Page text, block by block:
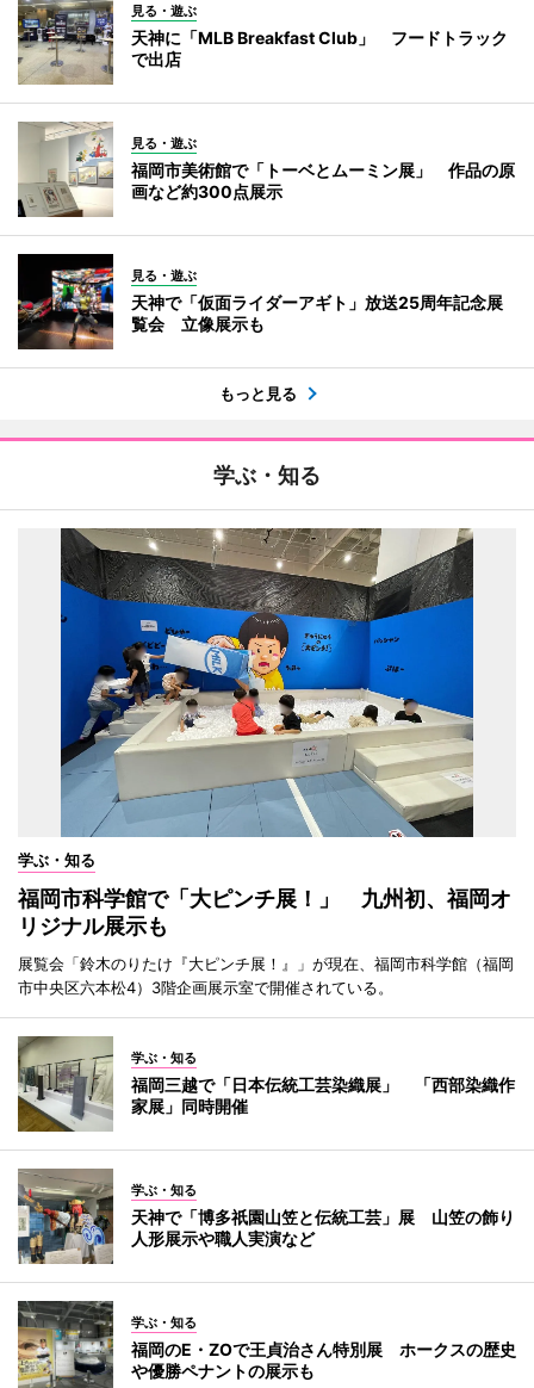
見る・遊ぶ
天神に「MLB Breakfast Club」 フードトラック
で出店
見る・遊ぶ
福岡市美術館で「トーベとムーミン展」 作品の原
画など約300点展示
見る・遊ぶ
天神で「仮面ライダーアギト」放送25周年記念展
覧会 立像展示も
もっと見る
学ぶ・知る
学ぶ・知る
福岡市科学館で「大ピンチ展！」 九州初、福岡オ
リジナル展示も
展覧会「鈴木のりたけ『大ピンチ展！』」が現在、福岡市科学館（福岡
市中央区六本松4）3階企画展示室で開催されている。
学ぶ・知る
福岡三越で「日本伝統工芸染織展」 「西部染織作
家展」同時開催
学ぶ・知る
天神で「博多祇園山笠と伝統工芸」展 山笠の飾り
人形展示や職人実演など
学ぶ・知る
福岡のE・ZOで王貞治さん特別展 ホークスの歴史
や優勝ペナントの展示も